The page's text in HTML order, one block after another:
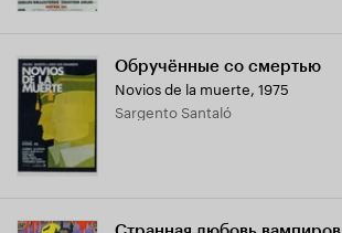
Обручённые со смертью
Novios de la muerte, 1975
Sargento Santaló